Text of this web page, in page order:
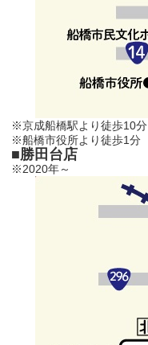
※京成船橋駅より徒歩10分
※船橋市役所より徒歩1分
■勝田台店
※2020年～